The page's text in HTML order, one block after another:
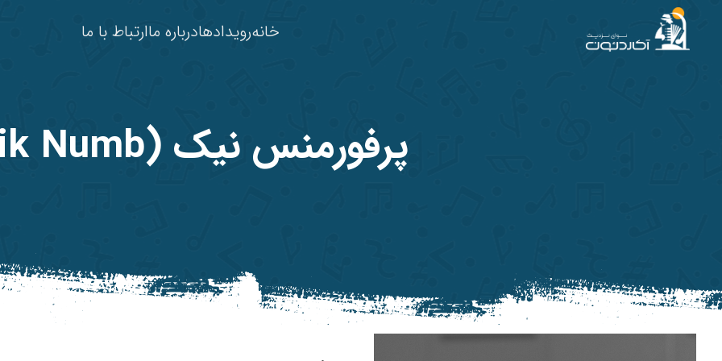
آکاردئون خانهرویدادهادرباره ماارتباط با ما
پرفورمنس نیک (Nik Numb)